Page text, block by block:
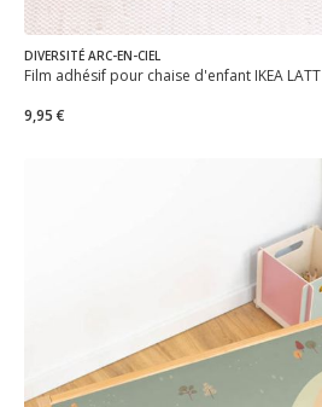
DIVERSITÉ ARC-EN-CIEL
Film adhésif pour chaise d'enfant IKEA LÄTT
9,95 €